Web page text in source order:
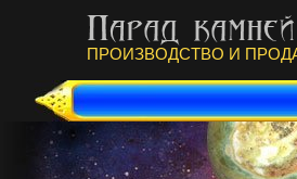
ПРОИЗВОДСТВО И